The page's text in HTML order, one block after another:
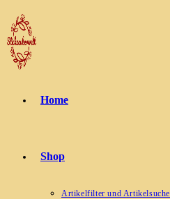
Zum
Inhalt
springen
Home
Shop
Artikelfilter und Artikelsuche